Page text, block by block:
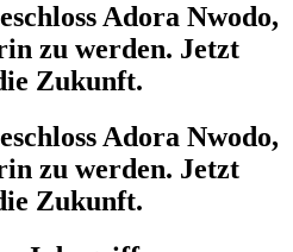
Adora Nwodo,
zu werden. Jetzt
Zukunft.
Adora Nwodo,
zu werden. Jetzt
Zukunft.